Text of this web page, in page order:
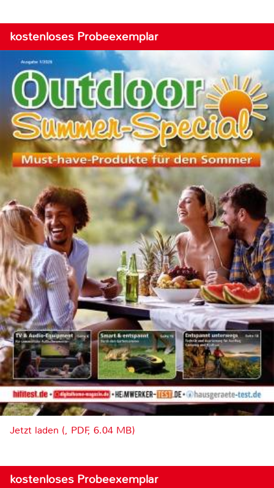
kostenloses Probeexemplar
Jetzt laden (, PDF, 6.04 MB)
kostenloses Probeexemplar